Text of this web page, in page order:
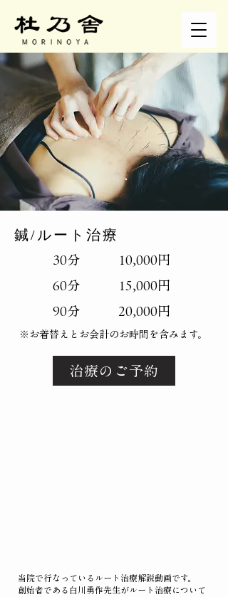
鍼/ルート治療
30分 10,000円
60分 15,000円
90分 20,000円
​※お着替えとお会計のお時間を含みます。
治療のご予約
当院で行なっているルート治療解説動画です。
創始者である白川勇作先生がルート治療について